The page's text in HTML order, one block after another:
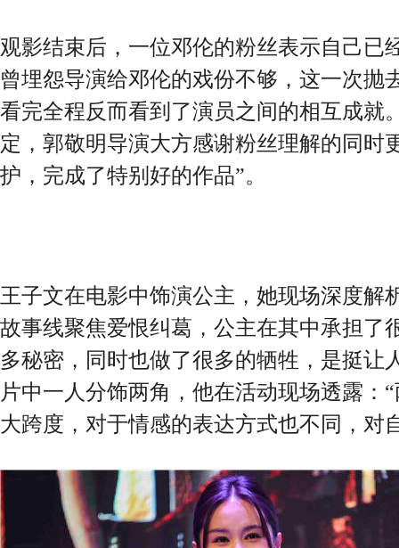
观影结束后，一位邓伦的粉丝表示自己已
曾埋怨导演给邓伦的戏份不够，这一次抛
看完全程反而看到了演员之间的相互成就
定，郭敬明导演大方感谢粉丝理解的同时
护，完成了特别好的作品”。
王子文在电影中饰演公主，她现场深度解
故事线聚焦爱恨纠葛，公主在其中承担了
多秘密，同时也做了很多的牺牲，是挺让
片中一人分饰两角，他在活动现场透露：
大跨度，对于情感的表达方式也不同，对